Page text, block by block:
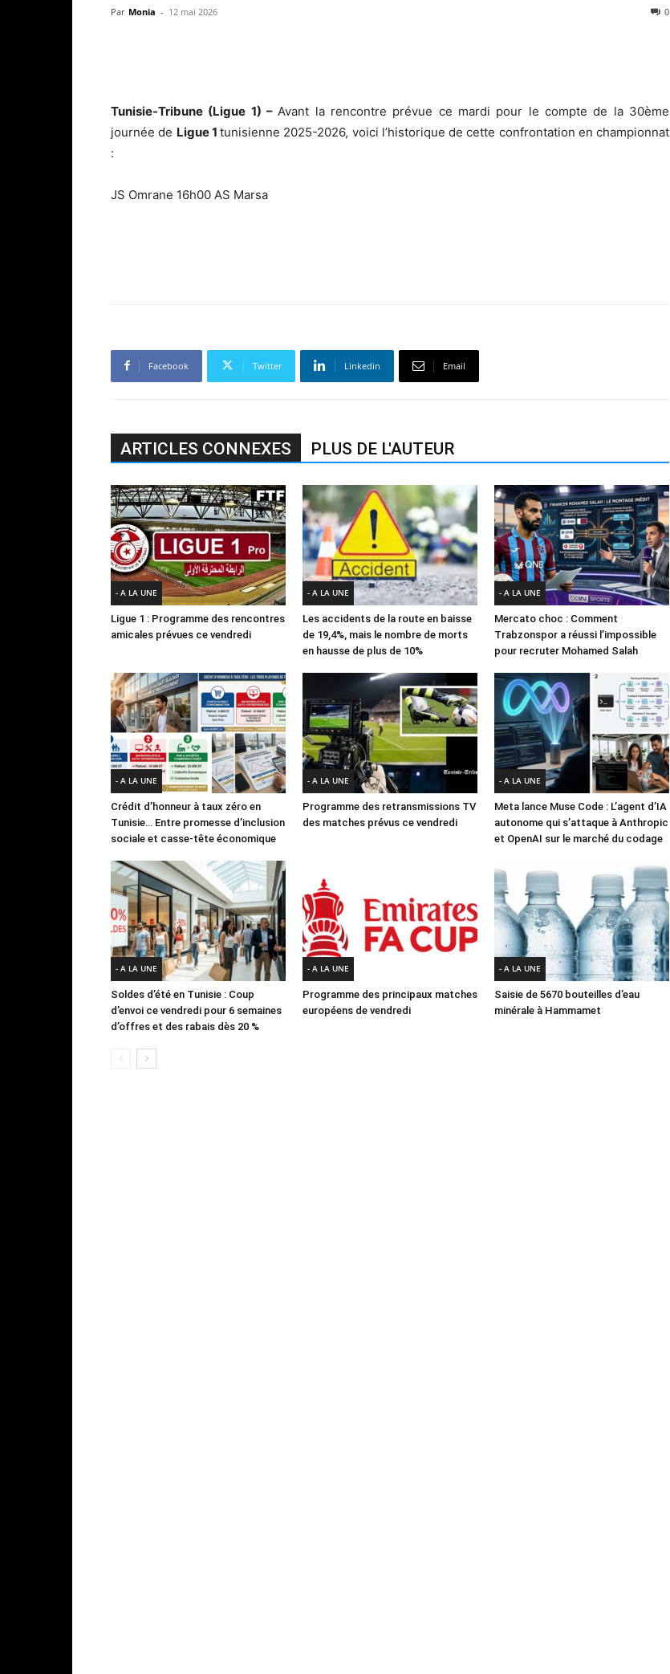
Par Monia - 12 mai 2026 0
Tunisie-Tribune (Ligue 1) – Avant la rencontre prévue ce mardi pour le compte de la 30ème
journée de Ligue 1 tunisienne 2025-2026, voici l’historique de cette confrontation en championnat
:
JS Omrane 16h00 AS Marsa
Facebook Twitter Linkedin Email
ARTICLES CONNEXES PLUS DE L'AUTEUR
- A LA UNE
Ligue 1 : Programme des rencontres
amicales prévues ce vendredi
- A LA UNE
Les accidents de la route en baisse
de 19,4%, mais le nombre de morts
en hausse de plus de 10%
- A LA UNE
Mercato choc : Comment
Trabzonspor a réussi l’impossible
pour recruter Mohamed Salah
- A LA UNE
Crédit d’honneur à taux zéro en
Tunisie… Entre promesse d’inclusion
sociale et casse-tête économique
- A LA UNE
Programme des retransmissions TV
des matches prévus ce vendredi
- A LA UNE
Meta lance Muse Code : L’agent d’IA
autonome qui s’attaque à Anthropic
et OpenAI sur le marché du codage
- A LA UNE
Soldes d’été en Tunisie : Coup
d’envoi ce vendredi pour 6 semaines
d’offres et des rabais dès 20 %
- A LA UNE
Programme des principaux matches
européens de vendredi
- A LA UNE
Saisie de 5670 bouteilles d’eau
minérale à Hammamet